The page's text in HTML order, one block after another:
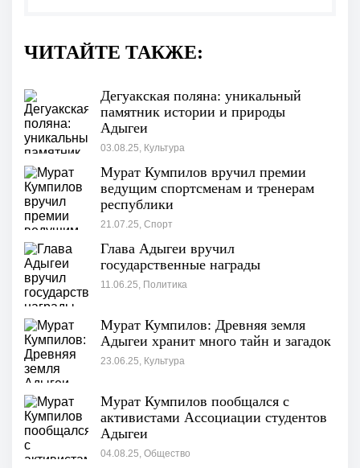
ЧИТАЙТЕ ТАКЖЕ:
Дегуакская поляна: уникальный
памятник истории и природы
Адыгеи
03.08.25, Культура
Мурат Кумпилов вручил премии
ведущим спортсменам и тренерам
республики
21.07.25, Спорт
Глава Адыгеи вручил
государственные награды
11.06.25, Политика
Мурат Кумпилов: Древняя земля
Адыгеи хранит много тайн и загадок
23.06.25, Культура
Мурат Кумпилов пообщался с
активистами Ассоциации студентов
Адыгеи
04.08.25, Общество